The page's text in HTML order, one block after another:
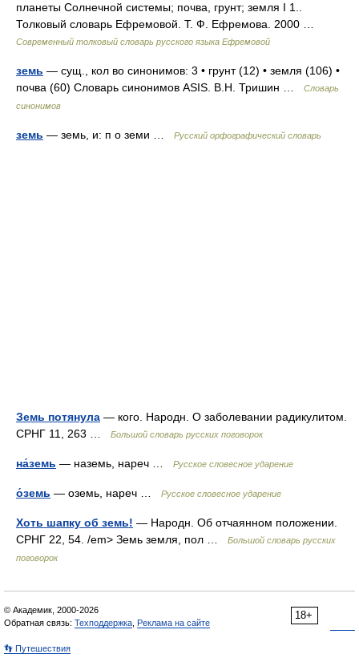
планеты Солнечной системы; почва, грунт; земля I 1..
Толковый словарь Ефремовой. Т. Ф. Ефремова. 2000 …
Современный толковый словарь русского языка Ефремовой
земь — сущ., кол во синонимов: 3 • грунт (12) • земля (106) •
почва (60) Словарь синонимов ASIS. В.Н. Тришин …
Словарь
синонимов
земь — земь, и: п о земи … Русский орфографический словарь
Земь потянула — кого. Народн. О заболевании радикулитом.
СРНГ 11, 263 …
Большой словарь русских поговорок
на́земь — наземь, нареч … Русское словесное ударение
о́земь — оземь, нареч … Русское словесное ударение
Хоть шапку об земь! — Народн. Об отчаянном положении.
СРНГ 22, 54. /em> Земь земля, пол …
Большой словарь русских
поговорок
18+
© Академик, 2000-2026
Обратная связь: Техподдержка Реклама на сайте
👣 Путешествия